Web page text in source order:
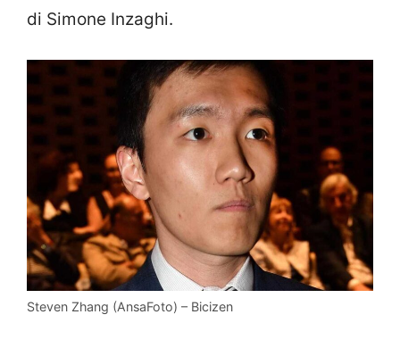
di Simone Inzaghi.
Steven Zhang (AnsaFoto) – Bicizen